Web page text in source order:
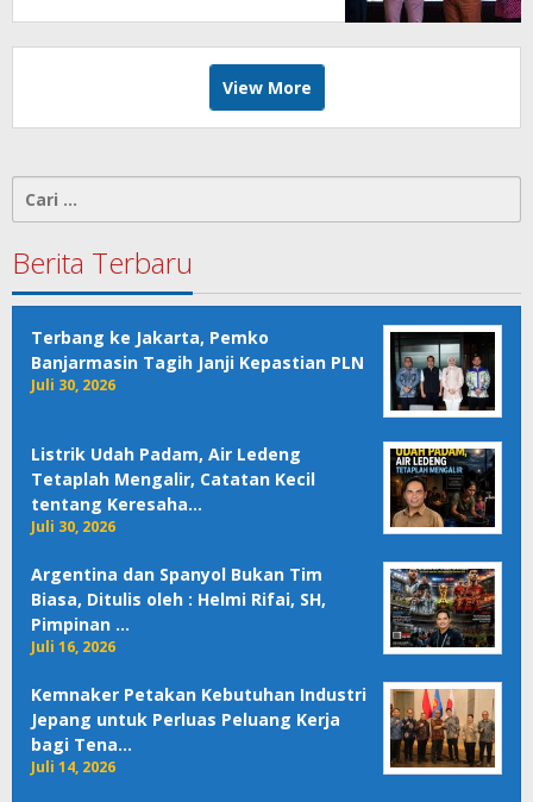
View More
Cari
untuk:
Berita Terbaru
Terbang ke Jakarta, Pemko
Banjarmasin Tagih Janji Kepastian PLN
Juli 30, 2026
Listrik Udah Padam, Air Ledeng
Tetaplah Mengalir, Catatan Kecil
tentang Keresaha…
Juli 30, 2026
Argentina dan Spanyol Bukan Tim
Biasa, Ditulis oleh : Helmi Rifai, SH,
Pimpinan …
Juli 16, 2026
Kemnaker Petakan Kebutuhan Industri
Jepang untuk Perluas Peluang Kerja
bagi Tena…
Juli 14, 2026